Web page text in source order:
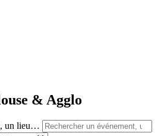
& Agglo
un lieu…